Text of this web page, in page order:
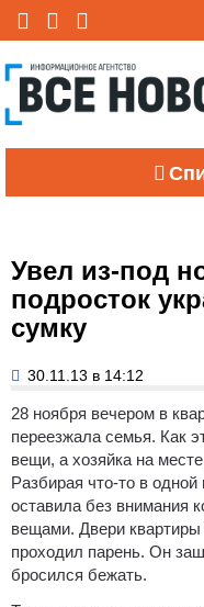
Увел из-под
подросток
сумку
30.11.13 в 14:12
28 ноября вечером в
переезжала семья. Как
вещи, а хозяйка на
Разбирая что-то в
оставила без внимания
вещами. Двери
проходил парень. Он
бросился бежать.